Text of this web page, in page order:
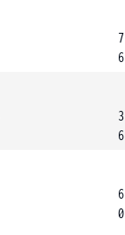
7
6
3
6
6
0